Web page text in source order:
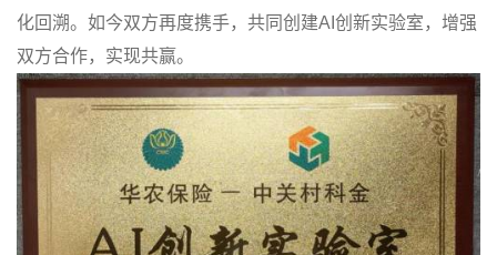
化回溯。如今双方再度携手，共同创建AI创新实验室，增强
双方合作，实现共赢。